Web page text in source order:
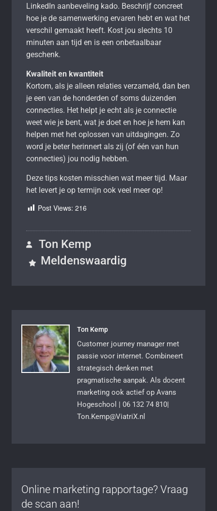
LinkedIn aanbeveling kado. Beschrijf concreet
hoe je de samenwerking ervaren hebt en wat het
verschil gemaakt heeft. Kost jou slechts 10
minuten aan tijd en is een onbetaalbaar
geschenk.
Kwaliteit en kwantiteit
Kortom, als je alleen relaties verzameld, dan ben
je een van de honderden of soms duizenden
connecties. Het helpt je echt als je connectie
weet wie je bent, wat je doet en hoe je hem kan
helpen met het oplossen van uitdagingen. Zo
word je beter herinnert als zij (of één van hun
connecties) jou nodig hebben.
Deze tips kosten misschien wat meer tijd. Maar
het levert je op termijn ook veel meer op!
Post Views: 216
Ton Kemp
Meldenswaardig
Ton Kemp
Customer journey manager met
passie voor internet. Combineert
strategisch denken met
pragmatische aanpak. Als docent
marketing ook actief op Avans
Hogeschool | 06 132 74 810|
Ton.Kemp@ViatriX.nl
Online marketing rapportage? Vraag
de scan aan!